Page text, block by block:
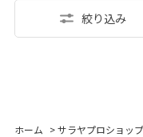
絞り込み
ホーム >サラヤプロショップ